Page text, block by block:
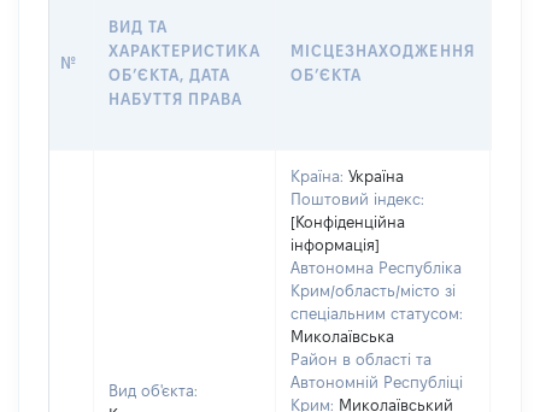
№
ВИД ТА
ХАРАКТЕРИСТИКА
ОБʼЄКТА, ДАТА
НАБУТТЯ ПРАВА
МІСЦЕЗНАХОДЖЕННЯ
ОБʼЄКТА
Вид об'єкта:
Країна: Україна
Поштовий індекс:
[Конфіденційна
інформація]
Автономна Республіка
Крим/область/місто зі
спеціальним статусом:
Миколаївська
Район в області та
Автономній Республіці
Крим: Миколаївський